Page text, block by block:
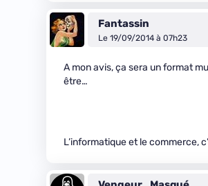
Fantassin
Le 19/09/2014 à 07h23
A mon avis, ça sera un format
être…
L’informatique et le commerce,